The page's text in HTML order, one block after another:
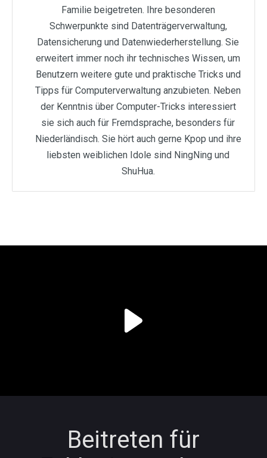
Familie beigetreten. Ihre besonderen
Schwerpunkte sind Datenträgerverwaltung,
Datensicherung und Datenwiederherstellung. Sie
erweitert immer noch ihr technisches Wissen, um
Benutzern weitere gute und praktische Tricks und
Tipps für Computerverwaltung anzubieten. Neben
der Kenntnis über Computer-Tricks interessiert
sie sich auch für Fremdsprache, besonders für
Niederländisch. Sie hört auch gerne Kpop und ihre
liebsten weiblichen Idole sind NingNing und
ShuHua.
Beitreten für